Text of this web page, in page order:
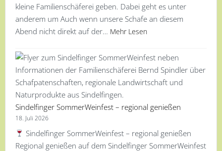
kleine Familienschäferei geben. Dabei geht es unter
anderem um Auch wenn unsere Schafe an diesem
Abend nicht direkt auf der… Mehr Lesen
Sindelfinger SommerWeinfest – regional genießen
18. Juli 2026
Sindelfinger SommerWeinfest – regional genießen
Regional genießen auf dem Sindelfinger SommerWeinfest